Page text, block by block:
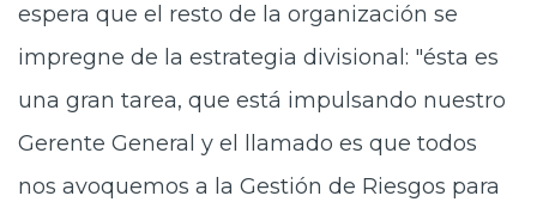
espera que el resto de la organización se
impregne de la estrategia divisional: "ésta es
una gran tarea, que está impulsando nuestro
Gerente General y el llamado es que todos
nos avoquemos a la Gestión de Riesgos para